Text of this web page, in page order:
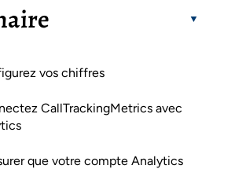
vos chiffres
CallTrackingMetrics avec
que votre compte Analytics